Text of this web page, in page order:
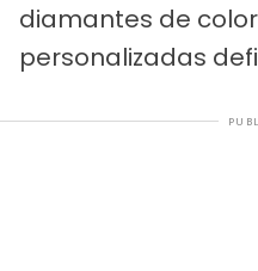
diamantes de
personalizadas